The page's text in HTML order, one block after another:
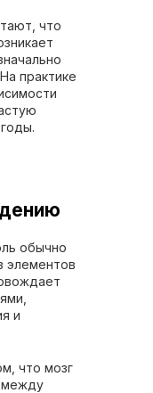
что
практике
обычно
элементов
и
что мозг
между